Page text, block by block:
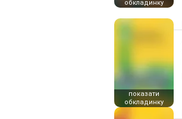
обкладинку
показати
обкладинку